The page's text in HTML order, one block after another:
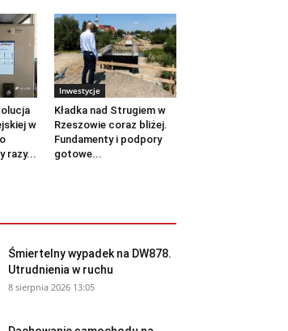
w
razy...
Inwestycje
Kładka nad Strugiem w
Rzeszowie coraz bliżej.
Fundamenty i podpory
gotowe...
Śmiertelny wypadek na DW878.
Utrudnienia w ruchu
8 sierpnia 2026 13:05